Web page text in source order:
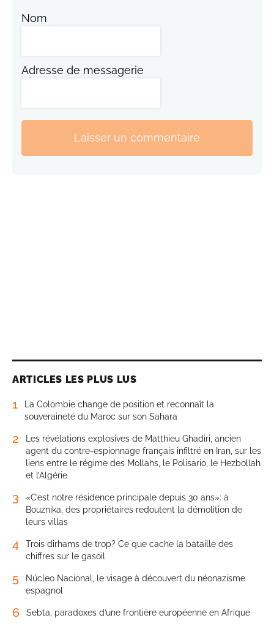
Nom
Adresse de messagerie
Laisser un commentaire
ARTICLES LES PLUS LUS
1
La Colombie change de position et reconnaît la
souveraineté du Maroc sur son Sahara
2
Les révélations explosives de Matthieu Ghadiri, ancien
agent du contre-espionnage français infiltré en Iran, sur les
liens entre le régime des Mollahs, le Polisario, le Hezbollah
et l’Algérie
3
«C’est notre résidence principale depuis 30 ans»: à
Bouznika, des propriétaires redoutent la démolition de
leurs villas
4
Trois dirhams de trop? Ce que cache la bataille des
chiffres sur le gasoil
5
Núcleo Nacional, le visage à découvert du néonazisme
espagnol
6 Sebta, paradoxes d’une frontière européenne en Afrique